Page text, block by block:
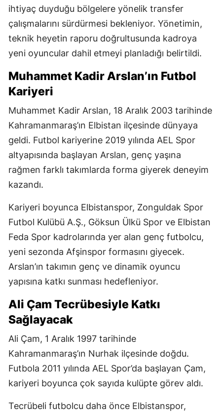
ihtiyaç duyduğu bölgelere yönelik transfer
çalışmalarını sürdürmesi bekleniyor. Yönetimin,
teknik heyetin raporu doğrultusunda kadroya
yeni oyuncular dahil etmeyi planladığı belirtildi.
Muhammet Kadir Arslan’ın Futbol
Kariyeri
Muhammet Kadir Arslan, 18 Aralık 2003 tarihinde
Kahramanmaraş’ın Elbistan ilçesinde dünyaya
geldi. Futbol kariyerine 2019 yılında AEL Spor
altyapısında başlayan Arslan, genç yaşına
rağmen farklı takımlarda forma giyerek deneyim
kazandı.
Kariyeri boyunca Elbistanspor, Zonguldak Spor
Futbol Kulübü A.Ş., Göksun Ülkü Spor ve Elbistan
Feda Spor kadrolarında yer alan genç futbolcu,
yeni sezonda Afşinspor formasını giyecek.
Arslan’ın takımın genç ve dinamik oyuncu
yapısına katkı sunması hedefleniyor.
Ali Çam Tecrübesiyle Katkı
Sağlayacak
Ali Çam, 1 Aralık 1997 tarihinde
Kahramanmaraş’ın Nurhak ilçesinde doğdu.
Futbola 2011 yılında AEL Spor’da başlayan Çam,
kariyeri boyunca çok sayıda kulüpte görev aldı.
Tecrübeli futbolcu daha önce Elbistanspor,